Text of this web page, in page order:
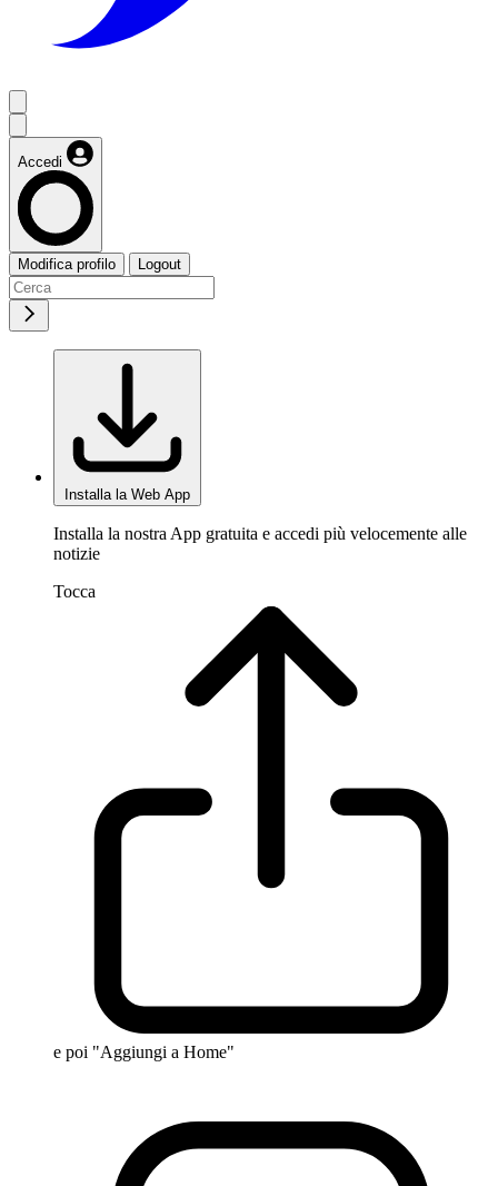
Accedi
Modifica profilo Logout
Installa la Web App
Installa la nostra App gratuita e accedi più velocemente alle
notizie
Tocca
e poi "Aggiungi a Home"